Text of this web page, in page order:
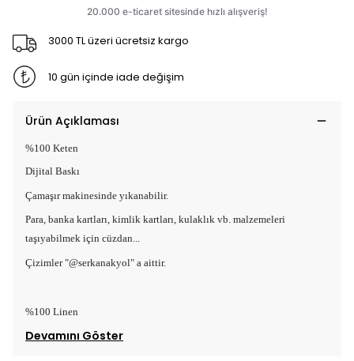
3000 TL üzeri ücretsiz kargo
10 gün içinde iade değişim
Ürün Açıklaması
%100 Keten
Dijital Baskı
Çamaşır makinesinde yıkanabilir.
Para, banka kartları, kimlik kartları, kulaklık vb. malzemeleri
taşıyabilmek için cüzdan...
Çizimler "@serkanakyol" a aittir.
%100 Linen
Devamını Göster